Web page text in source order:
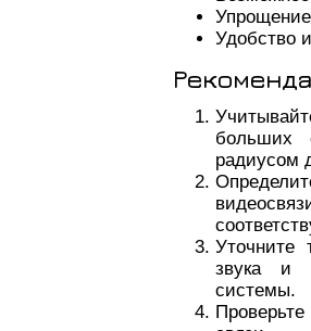
Удобство
больших
радиусом
Уточните
звука и
системы.